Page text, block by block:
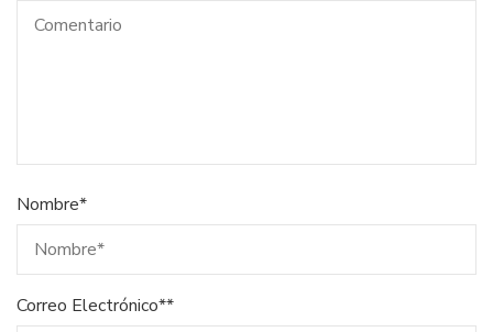
Nombre*
Correo Electrónico**